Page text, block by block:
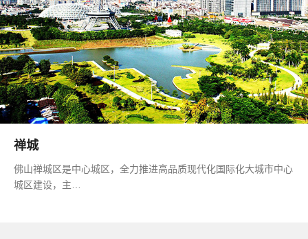
禅城
佛山禅城区是中心城区，全力推进高品质现代化国际化大城市中心
城区建设，主…